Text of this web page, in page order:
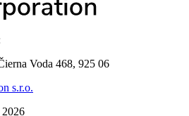
Voda 468, 925 06
s.r.o.
2026